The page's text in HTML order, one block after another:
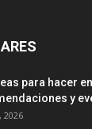
para hacer
y
2026